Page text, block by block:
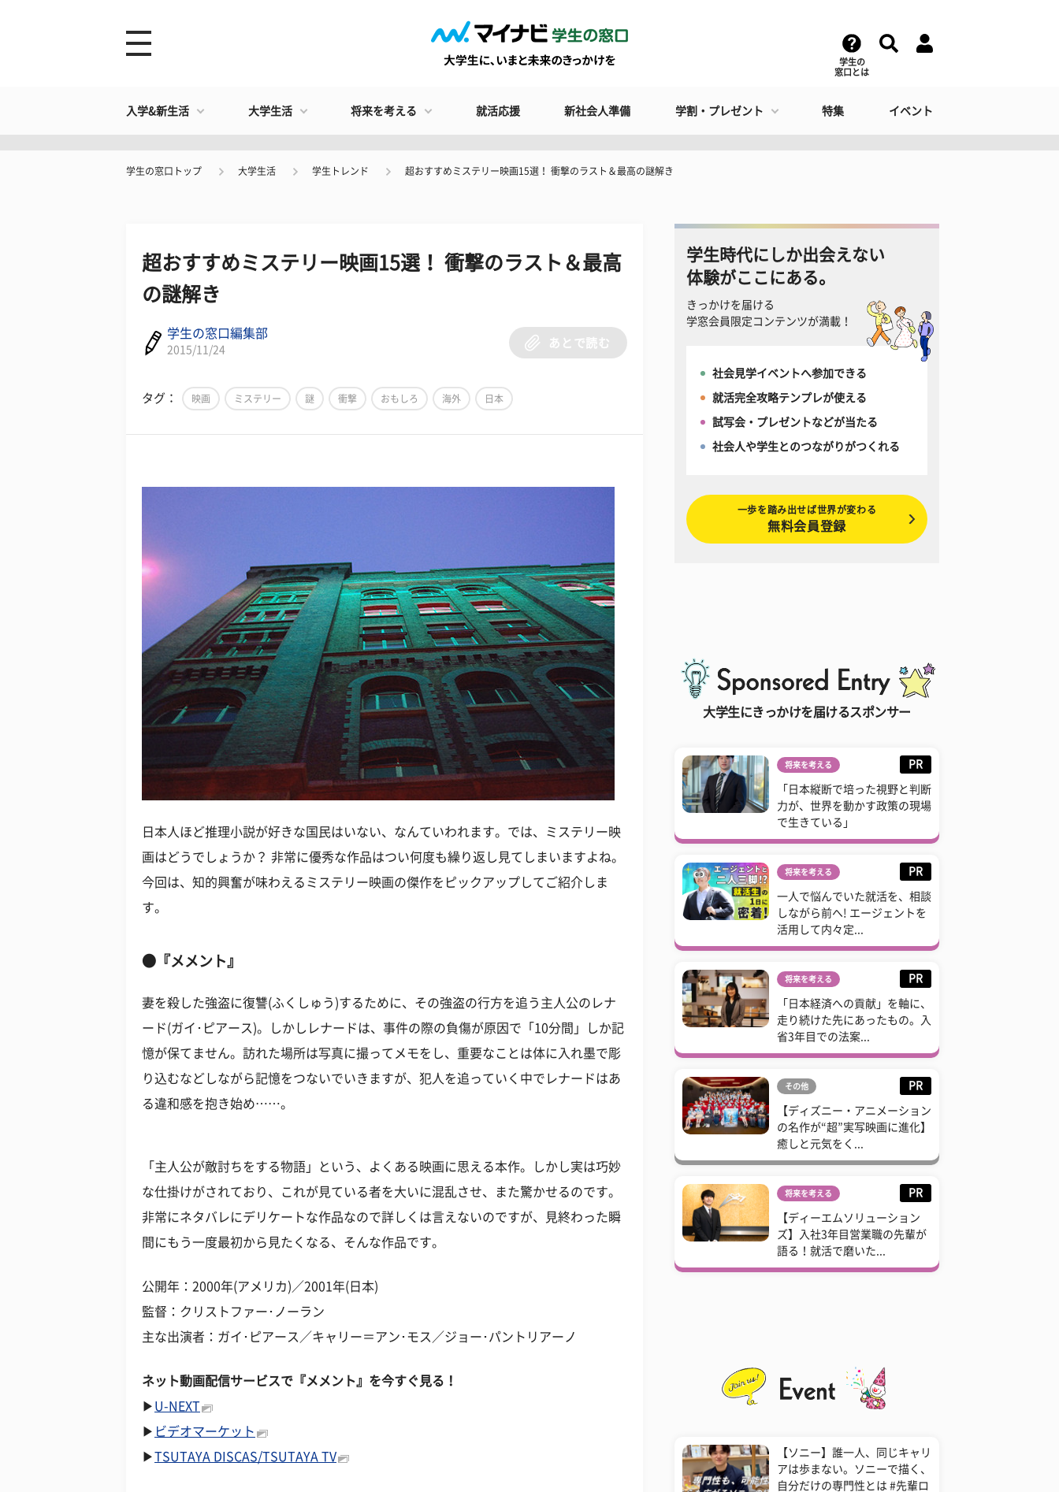
学生の
窓口とは
入学&新生活 大学生活 将来を考える 就活応援 新社会人準備 学割・プレゼント 特集 イベント
学生の窓口トップ 大学生活 学生トレンド 超おすすめミステリー映画15選！ 衝撃のラスト＆最高の謎解き
超おすすめミステリー映画15選！ 衝撃のラスト＆最高
の謎解き
学生の窓口編集部
2015/11/24
あとで読む
タグ： 映画 ミステリー 謎 衝撃 おもしろ 海外 日本
日本人ほど推理小説が好きな国民はいない、なんていわれます。では、ミステリー映
画はどうでしょうか？ 非常に優秀な作品はつい何度も繰り返し見てしまいますよね。
今回は、知的興奮が味わえるミステリー映画の傑作をピックアップしてご紹介しま
す。
●『メメント』
妻を殺した強盗に復讐(ふくしゅう)するために、その強盗の行方を追う主人公のレナ
ード(ガイ･ピアース)。しかしレナードは、事件の際の負傷が原因で「10分間」しか記
憶が保てません。訪れた場所は写真に撮ってメモをし、重要なことは体に入れ墨で彫
り込むなどしながら記憶をつないでいきますが、犯人を追っていく中でレナードはあ
る違和感を抱き始め……。
「主人公が敵討ちをする物語」という、よくある映画に思える本作。しかし実は巧妙
な仕掛けがされており、これが見ている者を大いに混乱させ、また驚かせるのです。
非常にネタバレにデリケートな作品なので詳しくは言えないのですが、見終わった瞬
間にもう一度最初から見たくなる、そんな作品です。
公開年：2000年(アメリカ)／2001年(日本)
監督：クリストファー･ノーラン
主な出演者：ガイ･ピアース／キャリー＝アン･モス／ジョー･パントリアーノ
ネット動画配信サービスで『メメント』を今すぐ見る！
▶ U-NEXT
▶ ビデオマーケット
▶TSUTAYA DISCAS/TSUTAYA TV
学生時代にしか出会えない
体験がここにある。
きっかけを届ける
学窓会員限定コンテンツが満載！
社会見学イベントへ参加できる
就活完全攻略テンプレが使える
試写会・プレゼントなどが当たる
社会人や学生とのつながりがつくれる
一歩を踏み出せば世界が変わる
無料会員登録
大学生にきっかけを届けるスポンサー
将来を考える PR
「日本縦断で培った視野と判断
力が、世界を動かす政策の現場
で生きている」
将来を考える PR
一人で悩んでいた就活を、相談
しながら前へ! エージェントを
活用して内々定...
将来を考える PR
「日本経済への貢献」を軸に、
走り続けた先にあったもの。入
省3年目での法案...
その他 PR
【ディズニー・アニメーション
の名作が“超”実写映画に進化】
癒しと元気をく...
将来を考える PR
【ディーエムソリューション
ズ】入社3年目営業職の先輩が
語る！就活で磨いた...
【ソニー】誰一人、同じキャリ
アは歩まない。ソニーで描く、
自分だけの専門性とは #先輩ロ